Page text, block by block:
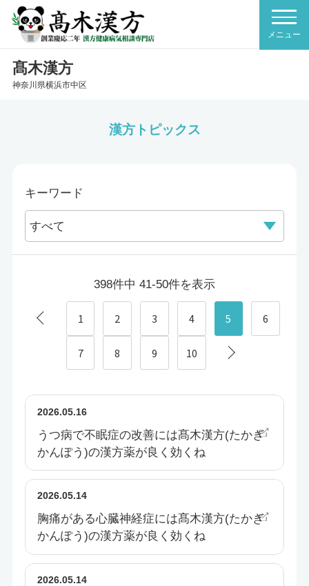
髙木漢方
神奈川県横浜市中区
漢方トピックス
キーワード
398件中 41-50件を表示
1 2 3 4 5 6
7 8 9 10
2026.05.16
うつ病で不眠症の改善には髙木漢方(たかぎ
かんぽう)の漢方薬が良く効くね
2026.05.14
胸痛がある心臓神経症には髙木漢方(たかぎ
かんぽう)の漢方薬が良く効くね
2026.05.14